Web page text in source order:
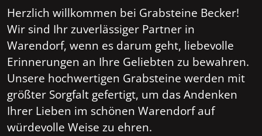
Herzlich willkommen bei Grabsteine Becker!
Wir sind Ihr zuverlässiger Partner in
Warendorf, wenn es darum geht, liebevolle
Erinnerungen an Ihre Geliebten zu bewahren.
Unsere hochwertigen Grabsteine werden mit
größter Sorgfalt gefertigt, um das Andenken
Ihrer Lieben im schönen Warendorf auf
würdevolle Weise zu ehren.